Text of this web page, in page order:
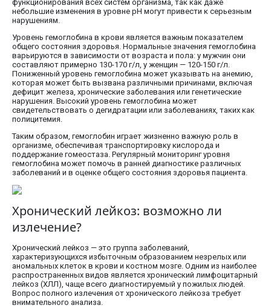
функционирования всех систем организма, так как даже
небольшие изменения в уровне pH могут привести к серьезным
нарушениям.
Уровень гемоглобина в крови является важным показателем
общего состояния здоровья. Нормальные значения гемоглобина
варьируются в зависимости от возраста и пола: у мужчин они
составляют примерно 130-170 г/л, у женщин — 120-150 г/л.
Пониженный уровень гемоглобина может указывать на анемию,
которая может быть вызвана различными причинами, включая
дефицит железа, хронические заболевания или генетические
нарушения. Высокий уровень гемоглобина может
свидетельствовать о дегидратации или заболеваниях, таких как
полицитемия.
Таким образом, гемоглобин играет жизненно важную роль в
организме, обеспечивая транспортировку кислорода и
поддержание гомеостаза. Регулярный мониторинг уровня
гемоглобина может помочь в ранней диагностике различных
заболеваний и в оценке общего состояния здоровья пациента.
Хронический лейкоз: возможно ли
излечение?
Хронический лейкоз — это группа заболеваний,
характеризующихся избыточным образованием незрелых или
аномальных клеток в крови и костном мозге. Одним из наиболее
распространенных видов является хронический лимфоцитарный
лейкоз (ХЛЛ), чаще всего диагностируемый у пожилых людей.
Вопрос полного излечения от хронического лейкоза требует
внимательного анализа.